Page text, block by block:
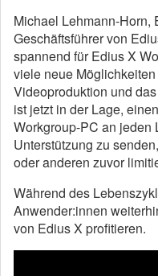
Michael Lehmann-Horn,
Geschäftsführer von
spannend für Edius X
viele neue
Videoproduktion und
ist jetzt in der Lage,
Workgroup-PC an jeden
Unterstützung zu
oder anderen zuvor
Während des
Anwender:innen
von Edius X profitieren.